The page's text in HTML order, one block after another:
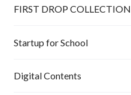
FIRST DROP COLLECTION
Startup for School
Digital Contents